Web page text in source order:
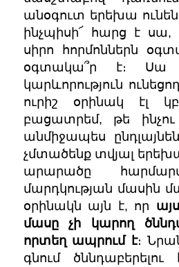
անօգուտ երեխա
ինչպիսի՜ հարց է սա,
սիրո հորմոններն
օգտակա՞ր է։ Սա
կարևորություն
ուրիշ օրինակ էլ
բացատրեմ, թե
անմիջապես
չմտածենք տվյալ
արարածը
մարդկության մասին
օրինակն այն է, որ
մասը չի կարող
որտեղ ապրում է։
գնում